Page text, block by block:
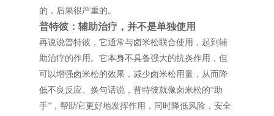
的，后果很严重的。
普特彼：辅助治疗，并不是单独使用
再说说普特彼，它通常与卤米松联合使用，起到辅
助治疗的作用。它本身不具备强大的抗炎作用，但
可以增强卤米松的效果，减少卤米松用量，从而降
低不良反应。换句话说，普特彼就像卤米松的“助
手”，帮助它更好地发挥作用，同时降低风险，安全